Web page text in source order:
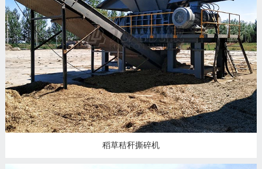
稻草秸秆撕碎机